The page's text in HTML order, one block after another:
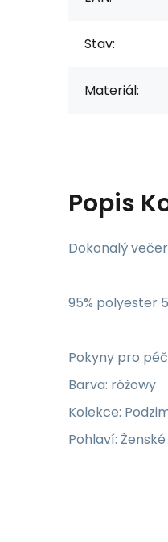
Stav:
Materiál:
Popis
Dokonalý
95% polyester
Pokyny pro
Barva: różowy
Kolekce:
Pohlaví: Ženské